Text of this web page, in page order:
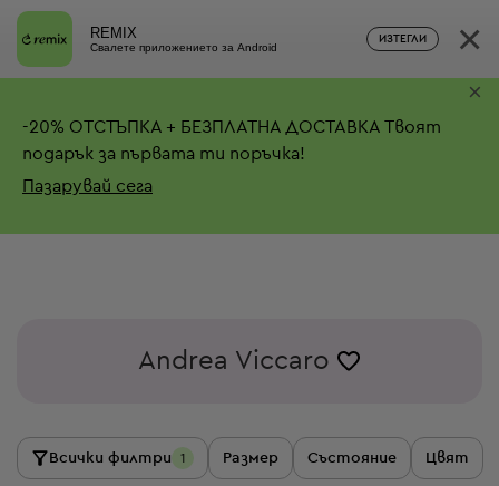
REMIX
Свалете приложението за Android
ИЗТЕГЛИ ×
-20% ОТСТЪПКА + БЕЗПЛАТНА ДОСТАВКА Твоят
подарък за първата ти поръчка!
Пазарувай сега
×
Andrea Viccaro
Всички филтри 1 Размер Състояние Цвят